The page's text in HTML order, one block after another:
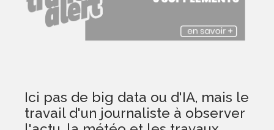
Ici pas de big data ou d'IA, mais le
travail d'un journaliste à observer